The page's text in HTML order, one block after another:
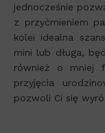
jednocześnie
z przyćmieniem
kolei idealna
mini lub długa,
również o mniej
przyjęcia
pozwoli Ci się